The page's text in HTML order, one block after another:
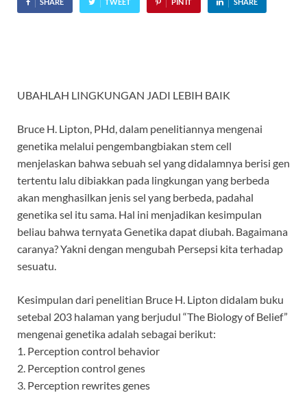
SHARE TWEET PIN IT SHARE
UBAHLAH LINGKUNGAN JADI LEBIH BAIK
Bruce H. Lipton, PHd, dalam penelitiannya mengenai
genetika melalui pengembangbiakan stem cell
menjelaskan bahwa sebuah sel yang didalamnya berisi gen
tertentu lalu dibiakkan pada lingkungan yang berbeda
akan menghasilkan jenis sel yang berbeda, padahal
genetika sel itu sama. Hal ini menjadikan kesimpulan
beliau bahwa ternyata Genetika dapat diubah. Bagaimana
caranya? Yakni dengan mengubah Persepsi kita terhadap
sesuatu.
Kesimpulan dari penelitian Bruce H. Lipton didalam buku
setebal 203 halaman yang berjudul “The Biology of Belief”
mengenai genetika adalah sebagai berikut:
1. Perception control behavior
2. Perception control genes
3. Perception rewrites genes